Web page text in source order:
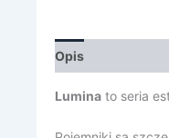
Opis
Lumina to seria